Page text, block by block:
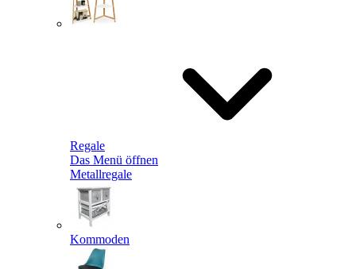
Regale
Das Menü öffnen
Metallregale
Kommoden